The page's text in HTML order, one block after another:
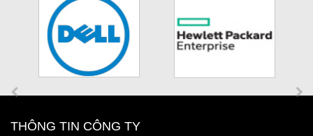
THÔNG TIN CÔNG TY